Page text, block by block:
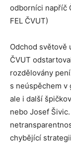
odborníci napříč
FEL ČVUT)
Odchod světově
ČVUT
rozdělovány
s neúspěchem v
ale i další
nebo Josef
chybějící